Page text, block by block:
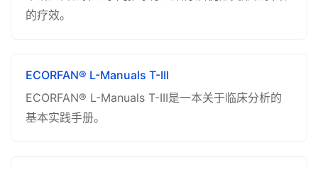
的疗效。
ECORFAN® L-Manuals T-III
ECORFAN® L-Manuals T-III是一本关于临床分析的
基本实践手册。